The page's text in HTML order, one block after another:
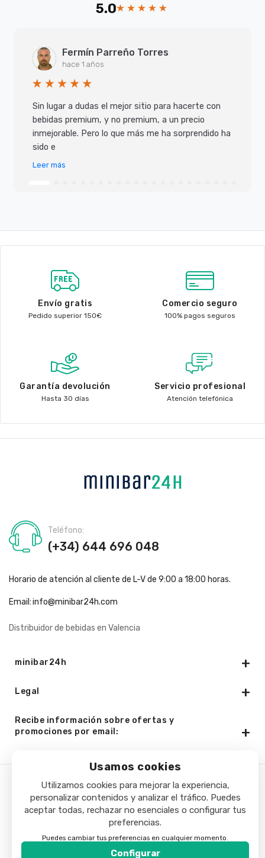
Usamos cookies
Utilizamos cookies para mejorar la experiencia,
personalizar contenidos y analizar el tráfico. Puedes
aceptar todas, rechazar no esenciales o configurar tus
preferencias.
Puedes cambiar tus preferencias en cualquier momento.
Configurar
5.0
Fermín Parreño Torres
hace 1 años
Sin lugar a dudas el mejor sitio para hacerte con
bebidas premium, y no premium, a un precio
inmejorable. Pero lo que más me ha sorprendido ha
sido e
Leer más
Envío gratis
Pedido superior 150€
Comercio seguro
100% pagos seguros
Garantía devolución
Hasta 30 días
Servicio profesional
Atención telefónica
Teléfono:
(+34) 644 696 048
Horario de atención al cliente de L-V de 9:00 a 18:00 horas.
Email:info@minibar24h.com
Distribuidor de bebidas en Valencia
minibar24h
Legal
Recibe información sobre ofertas y
promociones por email:
Copyright © 2025 - Minibar24h.com. Todos los derechos
reservados.